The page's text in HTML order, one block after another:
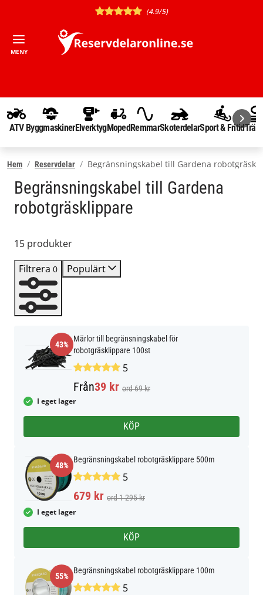
(4.9/5)
MENY
ATV ByggmaskinerElverktygMopedRemmarSkoterdelarSport & Fritid
Hem Reservdelar Begränsningskabel till Gardena
Begränsningskabel till Gardena
robotgräsklippare
15 produkter
Filtrera 0 Populärt
43%
Märlor till begränsningskabel för
robotgräsklippare 100st
5
Från39 kr ord 69 kr
I eget lager
KÖP
48%
Begränsningskabel robotgräsklippare 500m
5
679 kr ord 1 295 kr
I eget lager
KÖP
55%
Begränsningskabel robotgräsklippare 100m
5